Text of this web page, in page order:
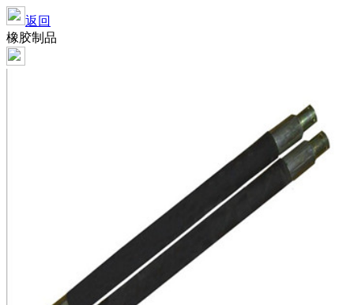
返回
橡胶制品